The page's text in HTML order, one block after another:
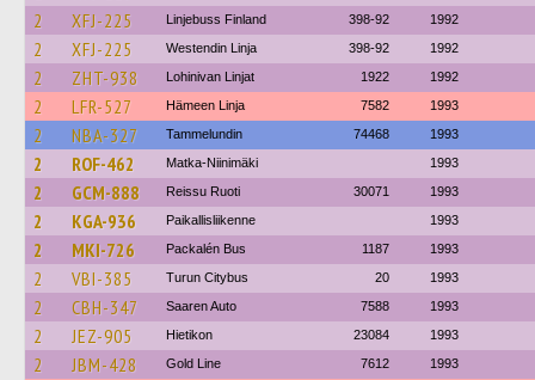
2 XFJ-225 Linjebuss Finland 398-92 1992
2 XFJ-225 Westendin Linja 398-92 1992
2 ZHT-938 Lohinivan Linjat 1922 1992
2 LFR-527 Hämeen Linja 7582 1993
2 NBA-327 Tammelundin 74468 1993
2 ROF-462 Matka-Niinimäki 1993
2 GCM-888 Reissu Ruoti 30071 1993
2 KGA-936 Paikallisliikenne 1993
2 MKI-726 Packalén Bus 1187 1993
2 VBI-385 Turun Citybus 20 1993
2 CBH-347 Saaren Auto 7588 1993
2 JEZ-905 Hietikon 23084 1993
2 JBM-428 Gold Line 7612 1993